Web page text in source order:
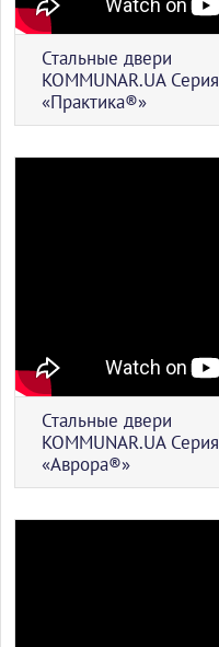
Стальные двери
KOMMUNAR.UA Серия
«Практика®»
Стальные двери
KOMMUNAR.UA Серия
«Аврора®»